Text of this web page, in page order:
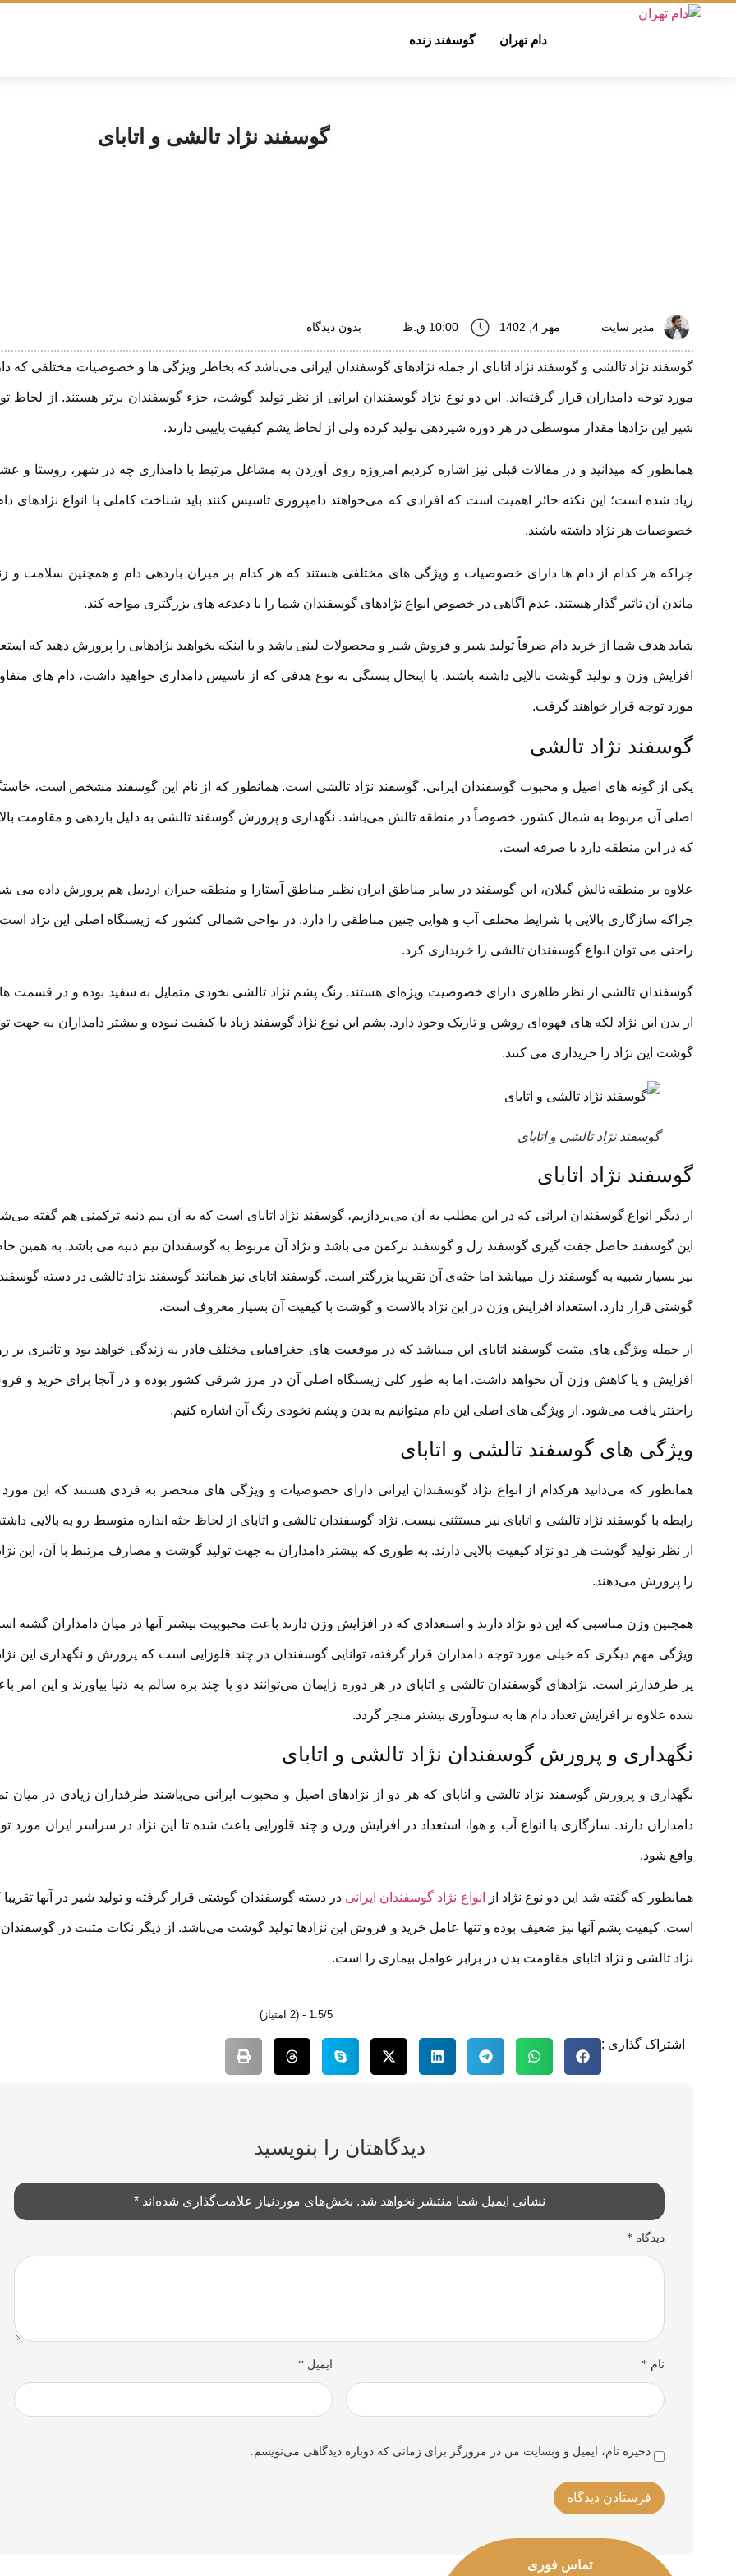
دام تهران گوسفند زنده
گوسفند نژاد تالشی و اتابای
مدیر سایت مهر 4, 1402 10:00 ق.ظ بدون دیدگاه
گوسفند نژاد تالشی و گوسفند نژاد اتابای از جمله نژادهای گوسفندان ایرانی می‌باشد که بخاطر ویژگی ها و خصوصیات مختلفی که
مورد توجه دامداران قرار گرفته‌اند. این دو نوع نژاد گوسفندان ایرانی از نظر تولید گوشت، جزء گوسفندان برتر هستند. از لحاظ
شیر این نژادها مقدار متوسطی در هر دوره شیردهی تولید کرده ولی از لحاظ پشم کیفیت پایینی دارند.
همانطور که میدانید و در مقالات قبلی نیز اشاره کردیم امروزه روی آوردن به مشاغل مرتبط با دامداری چه در شهر، روستا و
زیاد شده است؛ این نکته حائز اهمیت است که افرادی که می‌خواهند دامپروری تاسیس کنند باید شناخت کاملی با انواع نژادهای
خصوصیات هر نژاد داشته باشند.
چراکه هر کدام از دام ها دارای خصوصیات و ویژگی های مختلفی هستند که هر کدام بر میزان باردهی دام و همچنین سلامت و
ماندن آن تاثیر گذار هستند. عدم آگاهی در خصوص انواع نژادهای گوسفندان شما را با دغدغه های بزرگتری مواجه کند.
شاید هدف شما از خرید دام صرفاً تولید شیر و فروش شیر و محصولات لبنی باشد و یا اینکه بخواهید نژادهایی را پرورش دهید که
افزایش وزن و تولید گوشت بالایی داشته باشند. با اینحال بستگی به نوع هدفی که از تاسیس دامداری خواهید داشت، دام های
مورد توجه قرار خواهند گرفت.
گوسفند نژاد تالشی
یکی از گونه های اصیل و محبوب گوسفندان ایرانی، گوسفند نژاد تالشی است. همانطور که از نام این گوسفند مشخص است،
اصلی آن مربوط به شمال کشور، خصوصاً در منطقه تالش می‌باشد. نگهداری و پرورش گوسفند تالشی به دلیل بازدهی و مقاومت
که در این منطقه دارد با صرفه است.
علاوه بر منطقه تالش گیلان، این گوسفند در سایر مناطق ایران نظیر مناطق آستارا و منطقه حیران اردبیل هم پرورش داده می
چراکه سازگاری بالایی با شرایط مختلف آب و هوایی چنین مناطقی را دارد. در نواحی شمالی کشور که زیستگاه اصلی این نژاد است
راحتی می توان انواع گوسفندان تالشی را خریداری کرد.
گوسفندان تالشی از نظر ظاهری دارای خصوصیت ویژه‌ای هستند. رنگ پشم نژاد تالشی نخودی متمایل به سفید بوده و در قسمت
از بدن این نژاد لکه های قهوه‌ای روشن و تاریک وجود دارد. پشم این نوع نژاد گوسفند زیاد با کیفیت نبوده و بیشتر دامداران به جهت
گوشت این نژاد را خریداری می کنند.
گوسفند نژاد تالشی و اتابای
گوسفند نژاد اتابای
از دیگر انواع گوسفندان ایرانی که در این مطلب به آن می‌پردازیم، گوسفند نژاد اتابای است که به آن نیم دنبه ترکمنی هم گفته
این گوسفند حاصل جفت گیری گوسفند زل و گوسفند ترکمن می باشد و نژاد آن مربوط به گوسفندان نیم دنبه می باشد. به همین
نیز بسیار شبیه به گوسفند زل میباشد اما جثه‌ی آن تقریبا بزرگتر است. گوسفند اتابای نیز همانند گوسفند نژاد تالشی در دسته
گوشتی قرار دارد. استعداد افزایش وزن در این نژاد بالاست و گوشت با کیفیت آن بسیار معروف است.
از جمله ویژگی های مثبت گوسفند اتابای این میباشد که در موقعیت های جغرافیایی مختلف قادر به زندگی خواهد بود و تاثیری بر
افزایش و یا کاهش وزن آن نخواهد داشت. اما به طور کلی زیستگاه اصلی آن در مرز شرقی کشور بوده و در آنجا برای خرید و
راحتتر یافت می‌شود. از ویژگی های اصلی این دام میتوانیم به بدن و پشم نخودی رنگ آن اشاره کنیم.
ویژگی های گوسفند تالشی و اتابای
همانطور که می‌دانید هرکدام از انواع نژاد گوسفندان ایرانی دارای خصوصیات و ویژگی های منحصر به فردی هستند که این مورد
رابطه با گوسفند نژاد تالشی و اتابای نیز مستثنی نیست. نژاد گوسفندان تالشی و اتابای از لحاظ جثه اندازه متوسط رو به بالایی
از نظر تولید گوشت هر دو نژاد کیفیت بالایی دارند. به طوری که بیشتر دامداران به جهت تولید گوشت و مصارف مرتبط با آن، این
را پرورش می‌دهند.
همچنین وزن مناسبی که این دو نژاد دارند و استعدادی که در افزایش وزن دارند باعث محبوبیت بیشتر آنها در میان دامداران گشته
ویژگی مهم دیگری که خیلی مورد توجه دامداران قرار گرفته، توانایی گوسفندان در چند قلوزایی است که پرورش و نگهداری این
پر طرفدارتر است. نژادهای گوسفندان تالشی و اتابای در هر دوره زایمان می‌توانند دو یا چند بره سالم به دنیا بیاورند و این امر
شده علاوه بر افزایش تعداد دام ها به سودآوری بیشتر منجر گردد.
نگهداری و پرورش گوسفندان نژاد تالشی و اتابای
نگهداری و پرورش گوسفند نژاد تالشی و اتابای که هر دو از نژادهای اصیل و محبوب ایرانی می‌باشند طرفداران زیادی در میان
دامداران دارند. سازگاری با انواع آب و هوا، استعداد در افزایش وزن و چند قلوزایی باعث شده تا این نژاد در سراسر ایران مورد
واقع شود.
همانطور که گفته شد این دو نوع نژاد از انواع نژاد گوسفندان ایرانی در دسته گوسفندان گوشتی قرار گرفته و تولید شیر در آنها تقریبا
است. کیفیت پشم آنها نیز ضعیف بوده و تنها عامل خرید و فروش این نژادها تولید گوشت می‌باشد. از دیگر نکات مثبت در گوسفندان
نژاد تالشی و نژاد اتابای مقاومت بدن در برابر عوامل بیماری زا است.
1.5/5 - (2 امتیاز)
اشتراک گذاری :
دیدگاهتان را بنویسید
نشانی ایمیل شما منتشر نخواهد شد. بخش‌های موردنیاز علامت‌گذاری شده‌اند*
دیدگاه *
نام * ایمیل *
ذخیره نام، ایمیل و وبسایت من در مرورگر برای زمانی که دوباره دیدگاهی می‌نویسم.
تماس فوری